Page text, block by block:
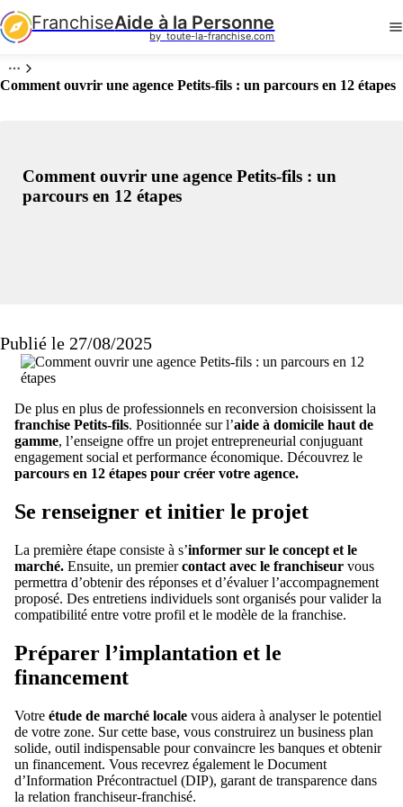
FranchiseAide à la Personne
by  toute-la-franchise.com
Comment ouvrir une agence Petits-fils : un parcours en 12 étapes
Comment ouvrir une agence Petits-fils : un
parcours en 12 étapes
Publié le 27/08/2025
De plus en plus de professionnels en reconversion choisissent la
franchise Petits-fils. Positionnée sur l’aide à domicile haut de
gamme, l’enseigne offre un projet entrepreneurial conjuguant
engagement social et performance économique. Découvrez le
parcours en 12 étapes pour créer votre agence.
Se renseigner et initier le projet
La première étape consiste à s’informer sur le concept et le
marché. Ensuite, un premiercontact avec le franchiseur vous
permettra d’obtenir des réponses et d’évaluer l’accompagnement
proposé. Des entretiens individuels sont organisés pour valider la
compatibilité entre votre profil et le modèle de la franchise.
Préparer l’implantation et le
financement
Votre étude de marché locale vous aidera à analyser le potentiel
de votre zone. Sur cette base, vous construirez un business plan
solide, outil indispensable pour convaincre les banques et obtenir
un financement. Vous recevrez également le Document
d’Information Précontractuel (DIP), garant de transparence dans
la relation franchiseur-franchisé.